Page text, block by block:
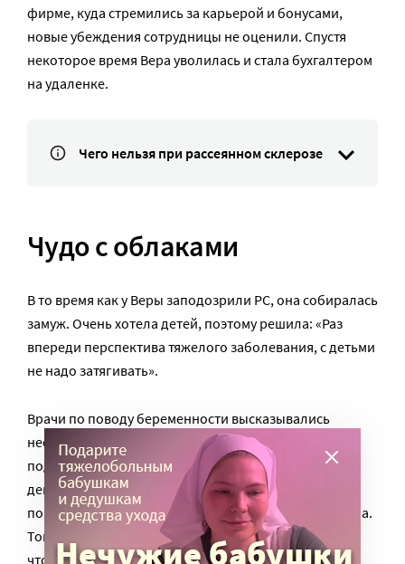
фирме, куда стремились за карьерой и бонусами,
новые убеждения сотрудницы не оценили. Спустя
некоторое время Вера уволилась и стала бухгалтером
на удаленке.
Чего нельзя при рассеянном склерозе
Чудо с облаками
В то время как у Веры заподозрили РС, она собиралась
замуж. Очень хотела детей, поэтому решила: «Раз
впереди перспектива тяжелого заболевания, с детьми
не надо затягивать».
Врачи по поводу беременности высказывались
неопределенно, но прямо не запрещали. Муж
поддержал, и вскоре после свадьбы Вера ушла в
декретный отпуск. Первые проявления болезни
появились спустя семь месяцев после рождения сына.
Тогда Верина мама предложила посидеть с внуком,
чтобы дочь с мужем могли поехать на отдых.